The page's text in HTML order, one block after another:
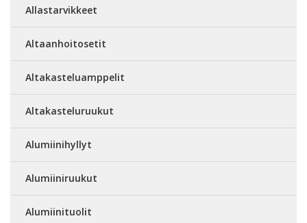
Allastarvikkeet
Altaanhoitosetit
Altakasteluamppelit
Altakasteluruukut
Alumiinihyllyt
Alumiiniruukut
Alumiinituolit